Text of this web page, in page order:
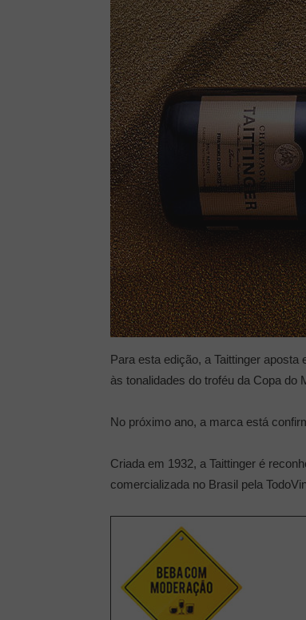
Para esta edição, a Taittinger
às tonalidades do troféu da Copa do
No próximo ano, a marca está
Criada em 1932, a Taittinger é
comercializada no Brasil pela